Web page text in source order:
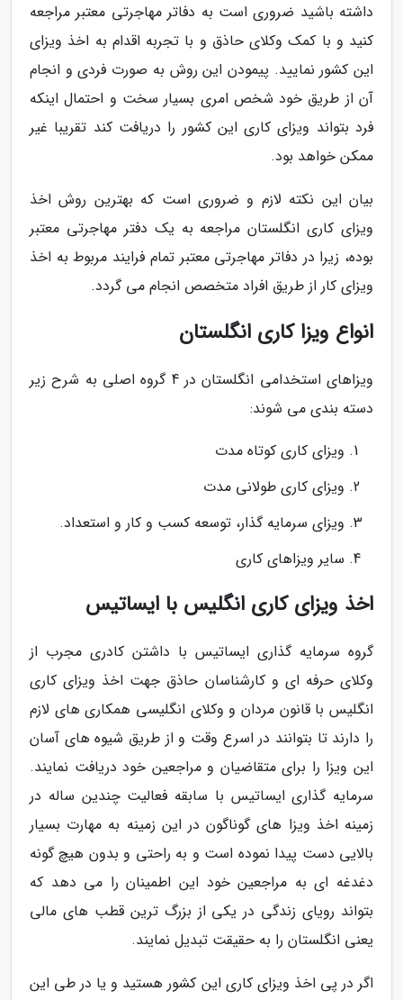
داشته باشید ضروری است به دفاتر مهاجرتی معتبر مراجعه
کنید و با کمک وکلای حاذق و با تجربه اقدام به اخذ ویزای
این کشور نمایید. پیمودن این روش به صورت فردی و انجام
آن از طریق خود شخص امری بسیار سخت و احتمال اینکه
فرد بتواند ویزای کاری این کشور را دریافت کند تقریبا غیر
ممکن خواهد بود.
بیان این نکته لازم و ضروری است که بهترین روش اخذ
ویزای کاری انگلستان مراجعه به یک دفتر مهاجرتی معتبر
بوده، زیرا در دفاتر مهاجرتی معتبر تمام فرایند مربوط به اخذ
ویزای کار از طریق افراد متخصص انجام می گردد.
انواع ویزا کاری انگلستان
ویزاهای استخدامی انگلستان در 4 گروه اصلی به شرح زیر
دسته بندی می شوند:
ویزای کاری کوتاه مدت
ویزای کاری طولانی مدت
ویزای سرمایه گذار، توسعه کسب و کار و استعداد.
سایر ویزاهای کاری
اخذ ویزای کاری انگلیس با ایساتیس
گروه سرمایه گذاری ایساتیس با داشتن کادری مجرب از
وکلای حرفه ای و کارشناسان حاذق جهت اخذ ویزای کاری
انگلیس با قانون مردان و وکلای انگلیسی همکاری های لازم
را دارند تا بتوانند در اسرع وقت و از طریق شیوه های آسان
این ویزا را برای متقاضیان و مراجعین خود دریافت نمایند.
سرمایه گذاری ایساتیس با سابقه فعالیت چندین ساله در
زمینه اخذ ویزا های گوناگون در این زمینه به مهارت بسیار
بالایی دست پیدا نموده است و به راحتی و بدون هیچ گونه
دغدغه ای به مراجعین خود این اطمینان را می دهد که
بتواند رویای زندگی در یکی از بزرگ ترین قطب های مالی
یعنی انگلستان را به حقیقت تبدیل نمایند.
اگر در پی اخذ ویزای کاری این کشور هستید و یا در طی این